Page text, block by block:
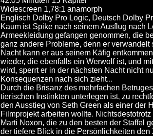
Widescreen 1,78:1 anamorph
Englisch Dolby Pro Logic, Deutsch Dolby
Kaum ist Spike nach seinem Ausflug nach
Armeekleidung gefangen genommen, die
ganz andere Probleme, denn er
Nacht kann er aus seinem Käfig
wieder, die ebenfalls ein Werwolf ist, und
wird, sperrt er in der nächsten Nacht nicht
Konsequenzen nach sich zieht...
Durch die Brisanz des mehrfachen
tierischen Instinkten unterlegen ist, zu
den Ausstieg von Seth Green als einer der
Filmprojekt arbeiten wollte.
Marti Noxon, die zu den besten der Staffel
der tiefere Blick in die Persönlichkeiten